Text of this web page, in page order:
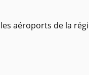
aéroports de la